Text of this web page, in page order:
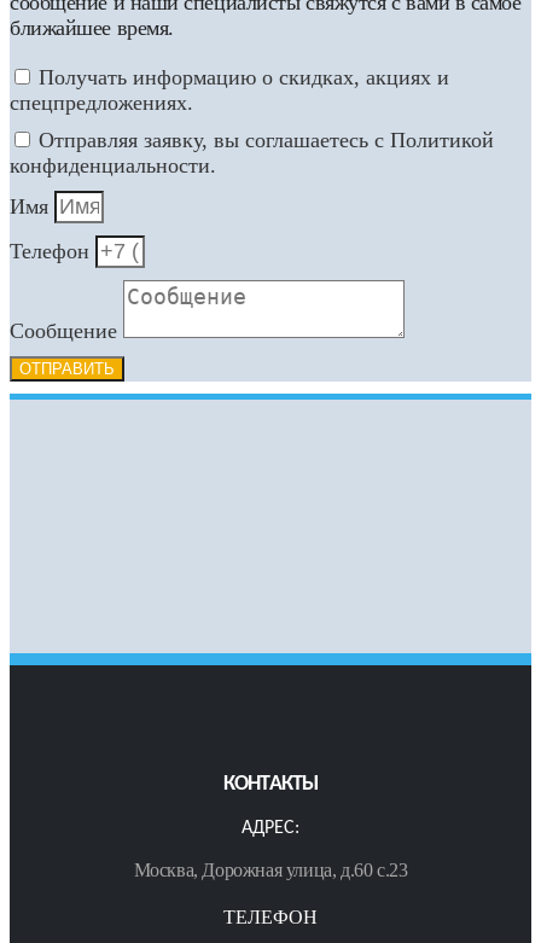
ближайшее время.
Получать информацию о скидках, акциях и
спецпредложениях.
Отправляя заявку, вы соглашаетесь с Политикой
конфиденциальности.
Имя
Телефон
Сообщение
ОТПРАВИТЬ
КОНТАКТЫ
АДРЕС:
Москва, Дорожная улица, д.60 с.23
ТЕЛЕФОН